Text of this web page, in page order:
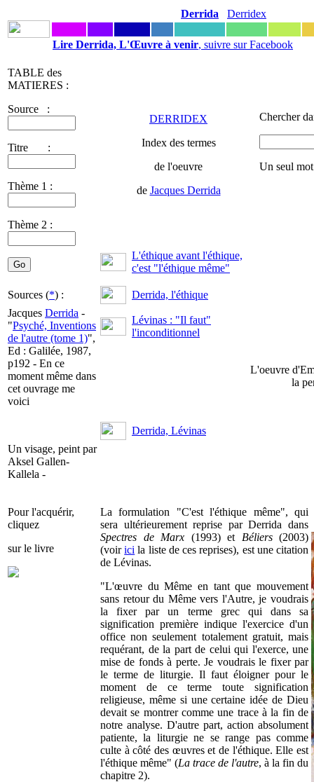
Derrida Derridex
Lire Derrida, L'Œuvre à venir, suivre sur Facebook
TABLE des
MATIERES :
Source :
Titre :
Thème 1 :
Thème 2 :
DERRIDEX
Index des termes
de l'oeuvre
de Jacques Derrida
Chercher
Un seul
L'éthique avant l'éthique,
c'est "l'éthique même"
Sources (*) :
Derrida, l'éthique
Jacques Derrida -
"Psyché, Inventions
de l'autre (tome 1)",
Ed : Galilée, 1987,
p192 - En ce
moment même dans
cet ouvrage me
voici
Un visage, peint par
Aksel Gallen-
Kallela -
Lévinas : "Il faut"
l'inconditionnel
L'oeuvre
la
Derrida, Lévinas
Pour l'acquérir,
cliquez
sur le livre
La formulation "C'est l'éthique même", qui
sera ultérieurement reprise par Derrida dans
Spectres de Marx (1993) et Béliers(2003)
(voirici la liste de ces reprises), est une citation
de Lévinas.
"L'œuvre du Même en tant que mouvement
sans retour du Même vers l'Autre, je voudrais
la fixer par un terme grec qui dans sa
signification première indique l'exercice d'un
office non seulement totalement gratuit, mais
requérant, de la part de celui qui l'exerce, une
mise de fonds à perte. Je voudrais le fixer par
le terme de liturgie. Il faut éloigner pour le
moment de ce terme toute signification
religieuse, même si une certaine idée de Dieu
devait se montrer comme une trace à la fin de
notre analyse. D'autre part, action absolument
patiente, la liturgie ne se range pas comme
culte à côté des œuvres et de l'éthique. Elle est
l'éthique même" (La trace de l'autre, à la fin du
chapitre 2).